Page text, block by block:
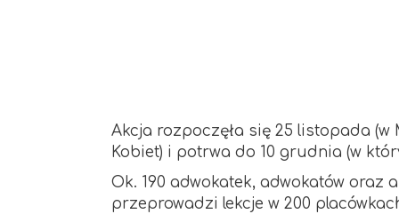
Akcja rozpoczęła się 25 listopada
Kobiet) i potrwa do 10 grudnia (w
Ok. 190 adwokatek, adwokatów oraz
przeprowadzi lekcje w 200